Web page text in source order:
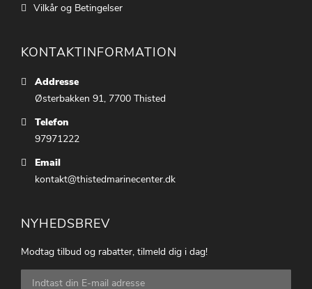
Vilkår og Betingelser
KONTAKTINFORMATION
Addresse
Østerbakken 91, 7700 Thisted
Telefon
97971222
Email
kontakt@thistedmarinecenter.dk
NYHEDSBREV
Modtag tilbud og rabatter, tilmeld dig i dag!
Tilmeld
dig